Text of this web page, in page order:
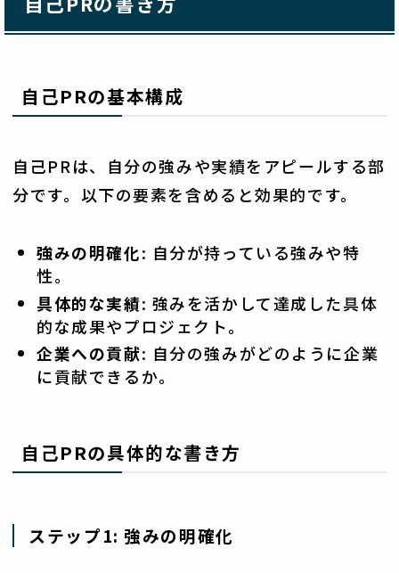
自己PRの基本構成
自己PRは、自分の強みや実績をアピールする部
分です。以下の要素を含めると効果的です。
強みの明確化: 自分が持っている強みや特
性。
具体的な実績: 強みを活かして達成した具体
的な成果やプロジェクト。
企業への貢献: 自分の強みがどのように企業
に貢献できるか。
自己PRの具体的な書き方
ステップ1: 強みの明確化